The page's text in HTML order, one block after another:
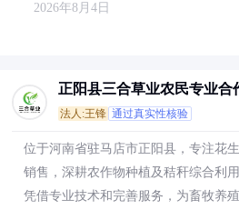
2026年8月4日
正阳县三合草业农民专业合
法人:王锋 通过真实性核验
位于河南省驻马店市正阳县，专注花
销售，深耕农作物种植及秸秆综合利
凭借专业技术和完善服务，为畜牧养